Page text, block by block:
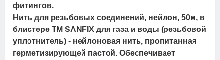
фитингов.
Нить для резьбовых соединений, нейлон, 50м, в
блистере ТМ SANFIX для газа и воды (резьбовой
уплотнитель) - нейлоновая нить, пропитанная
герметизирующей пастой. Обеспечивает